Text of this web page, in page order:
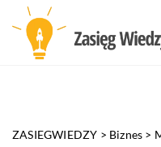
ZASIEGWIEDZY > Biznes >